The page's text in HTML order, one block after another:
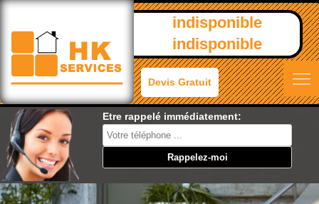
indisponible
indisponible
Devis Gratuit
Etre rappelé immédiatement: